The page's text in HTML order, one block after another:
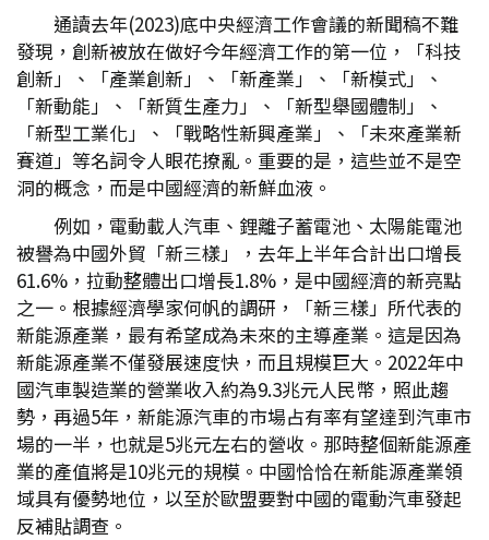
通讀去年(2023)底中央經濟工作會議的新聞稿不難
發現，創新被放在做好今年經濟工作的第一位，「科技
創新」、「產業創新」、「新產業」、「新模式」、
「新動能」、「新質生產力」、「新型舉國體制」、
「新型工業化」、「戰略性新興產業」、「未來產業新
賽道」等名詞令人眼花撩亂。重要的是，這些並不是空
洞的概念，而是中國經濟的新鮮血液。
例如，電動載人汽車、鋰離子蓄電池、太陽能電池
被譽為中國外貿「新三樣」，去年上半年合計出口增長
61.6%，拉動整體出口增長1.8%，是中國經濟的新亮點
之一。根據經濟學家何帆的調研，「新三樣」所代表的
新能源產業，最有希望成為未來的主導產業。這是因為
新能源產業不僅發展速度快，而且規模巨大。2022年中
國汽車製造業的營業收入約為9.3兆元人民幣，照此趨
勢，再過5年，新能源汽車的市場占有率有望達到汽車市
場的一半，也就是5兆元左右的營收。那時整個新能源產
業的產值將是10兆元的規模。中國恰恰在新能源產業領
域具有優勢地位，以至於歐盟要對中國的電動汽車發起
反補貼調查。